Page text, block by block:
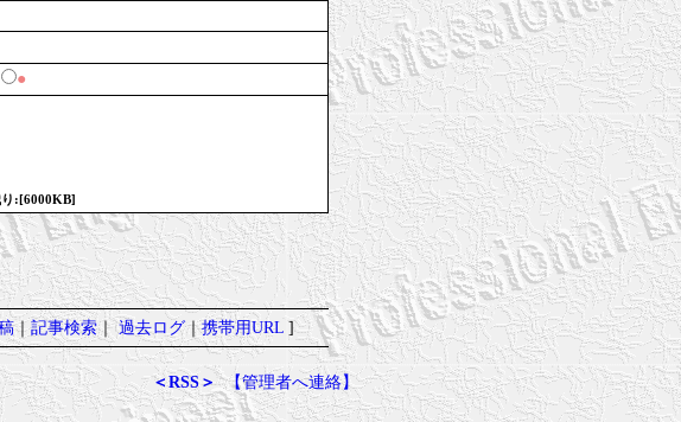
●
:[6000KB]
｜記事検索｜過去ログ｜携帯用URL]
＜RSS＞ 【管理者へ連絡】